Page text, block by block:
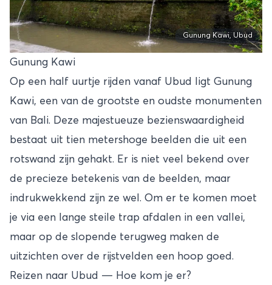
Gunung Kawi, Ubud
Gunung Kawi
Op een half uurtje rijden vanaf Ubud ligt Gunung
Kawi, een van de grootste en oudste monumenten
van Bali. Deze majestueuze bezienswaardigheid
bestaat uit tien metershoge beelden die uit een
rotswand zijn gehakt. Er is niet veel bekend over
de precieze betekenis van de beelden, maar
indrukwekkend zijn ze wel. Om er te komen moet
je via een lange steile trap afdalen in een vallei,
maar op de slopende terugweg maken de
uitzichten over de rijstvelden een hoop goed.
Reizen naar Ubud — Hoe kom je er?